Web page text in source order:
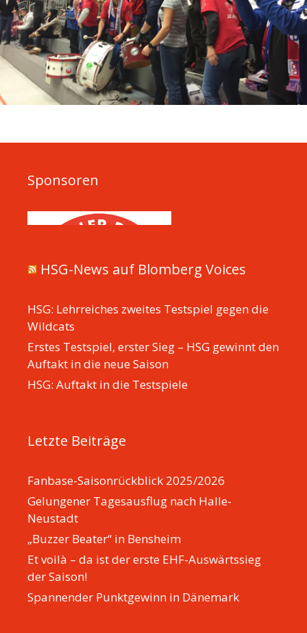
Sponsoren
HSG-News auf Blomberg Voices
HSG: Lehrreiches zweites Testspiel gegen die
Wildcats
Erstes Testspiel, erster Sieg – HSG gewinnt den
Auftakt in die neue Saison
HSG: Auftakt in die Testspiele
Letzte Beiträge
Fanbase-Saisonrückblick 2025/2026
Gelungener Tagesausflug nach Halle-
Neustadt
„Buzzer Beater“ in Bensheim
Et voilà – da ist der erste EHF-Auswärtssieg
der Saison!
Spannender Punktgewinn in Dänemark